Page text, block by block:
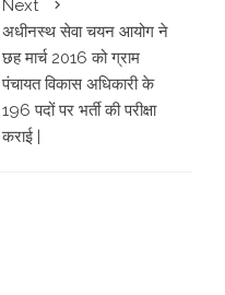
Next
अधीनस्थ सेवा चयन आयोग ने
छह मार्च 2016 को ग्राम
पंचायत विकास अधिकारी के
196 पदों पर भर्ती की परीक्षा
कराई |